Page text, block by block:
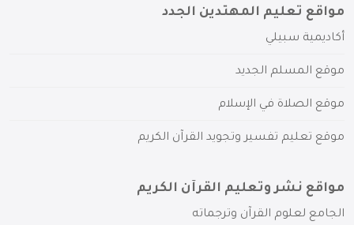
مواقع تعليم المهتدين الجدد
أكاديمية سبيلي
موقع المسلم الجديد
موقع الصلاة في الإسلام
موقع تعليم تفسير وتجويد القرآن الكريم
مواقع نشر وتعليم القرآن الكريم
الجامع لعلوم القرآن وترجماته